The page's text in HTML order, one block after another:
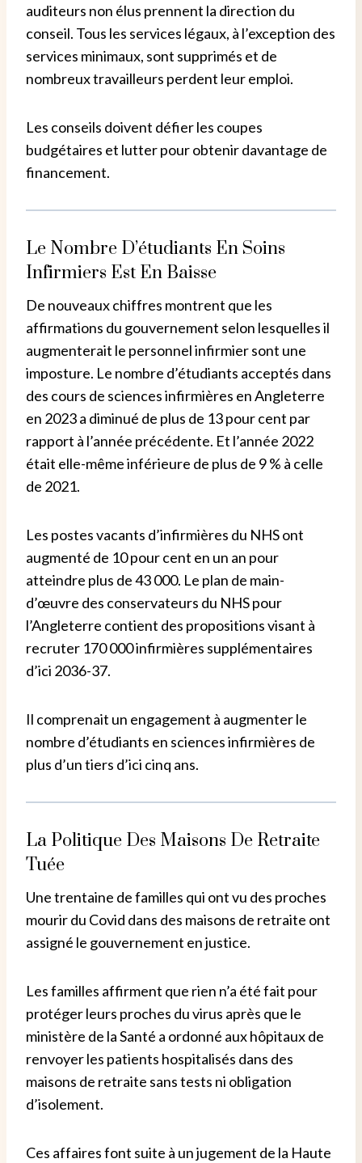
auditeurs non élus prennent la direction du
conseil. Tous les services légaux, à l’exception des
services minimaux, sont supprimés et de
nombreux travailleurs perdent leur emploi.
Les conseils doivent défier les coupes
budgétaires et lutter pour obtenir davantage de
financement.
Le Nombre D’étudiants En Soins
Infirmiers Est En Baisse
De nouveaux chiffres montrent que les
affirmations du gouvernement selon lesquelles il
augmenterait le personnel infirmier sont une
imposture. Le nombre d’étudiants acceptés dans
des cours de sciences infirmières en Angleterre
en 2023 a diminué de plus de 13 pour cent par
rapport à l’année précédente. Et l’année 2022
était elle-même inférieure de plus de 9 % à celle
de 2021.
Les postes vacants d’infirmières du NHS ont
augmenté de 10 pour cent en un an pour
atteindre plus de 43 000. Le plan de main-
d’œuvre des conservateurs du NHS pour
l’Angleterre contient des propositions visant à
recruter 170 000 infirmières supplémentaires
d’ici 2036-37.
Il comprenait un engagement à augmenter le
nombre d’étudiants en sciences infirmières de
plus d’un tiers d’ici cinq ans.
La Politique Des Maisons De Retraite
Tuée
Une trentaine de familles qui ont vu des proches
mourir du Covid dans des maisons de retraite ont
assigné le gouvernement en justice.
Les familles affirment que rien n’a été fait pour
protéger leurs proches du virus après que le
ministère de la Santé a ordonné aux hôpitaux de
renvoyer les patients hospitalisés dans des
maisons de retraite sans tests ni obligation
d’isolement.
Ces affaires font suite à un jugement de la Haute